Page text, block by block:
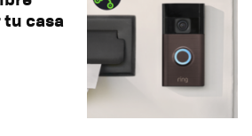
tu casa